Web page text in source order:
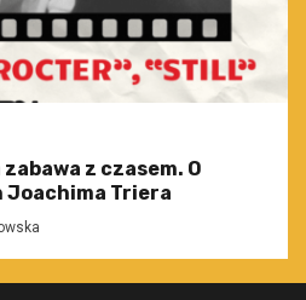
z czasem. O
Triera